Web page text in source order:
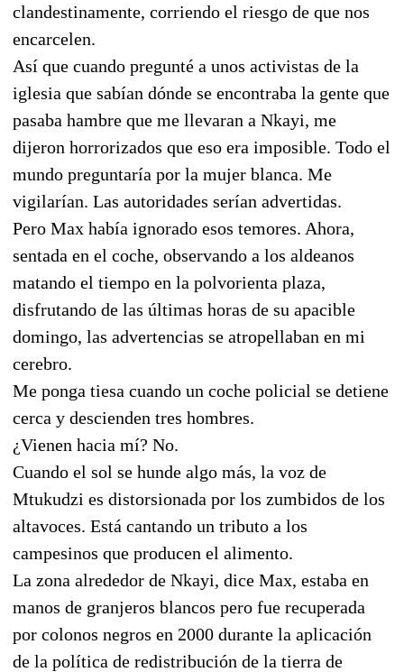
clandestinamente, corriendo el riesgo de que nos
encarcelen.
Así que cuando pregunté a unos activistas de la
iglesia que sabían dónde se encontraba la gente que
pasaba hambre que me llevaran a Nkayi, me
dijeron horrorizados que eso era imposible. Todo el
mundo preguntaría por la mujer blanca. Me
vigilarían. Las autoridades serían advertidas.
Pero Max había ignorado esos temores. Ahora,
sentada en el coche, observando a los aldeanos
matando el tiempo en la polvorienta plaza,
disfrutando de las últimas horas de su apacible
domingo, las advertencias se atropellaban en mi
cerebro.
Me ponga tiesa cuando un coche policial se detiene
cerca y descienden tres hombres.
¿Vienen hacia mí? No.
Cuando el sol se hunde algo más, la voz de
Mtukudzi es distorsionada por los zumbidos de los
altavoces. Está cantando un tributo a los
campesinos que producen el alimento.
La zona alrededor de Nkayi, dice Max, estaba en
manos de granjeros blancos pero fue recuperada
por colonos negros en 2000 durante la aplicación
de la política de redistribución de la tierra de